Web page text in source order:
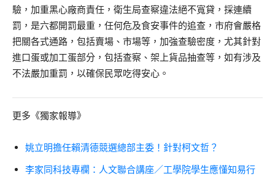
驗，加重黑心廠商責任，衛生局查察違法絕不寬貸，採連續
罰，是六都開罰最重，任何危及食安事件的追查，市府會嚴格
把關各式通路，包括賣場、市場等，加強查驗密度，尤其針對
進口蛋或加工蛋部分，包括查察、架上貨品抽查等，如有涉及
不法嚴加重罰，以確保民眾吃得安心。
更多《獨家報導》
姚立明擔任賴清德競選總部主委！針對柯文哲？
李家同科技專欄：人文聯合講座／工學院學生應懂知易行